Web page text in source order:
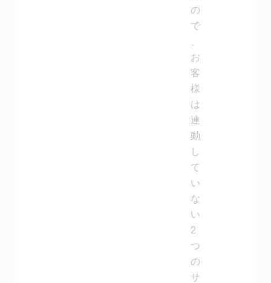
の
で
お
客
様
は
連
動
し
て
い
な
い
2
つ
の
サ